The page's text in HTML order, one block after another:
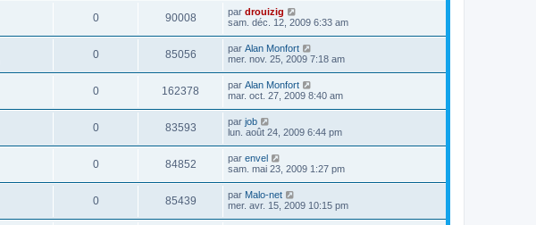
0 90008 par drouizig
sam. déc. 12, 2009 6:33 am
0 85056 par Alan Monfort
mer. nov. 25, 2009 7:18 am
0 162378 par Alan Monfort
mar. oct. 27, 2009 8:40 am
0 83593 par job
lun. août 24, 2009 6:44 pm
0 84852 par envel
sam. mai 23, 2009 1:27 pm
0 85439 par Malo-net
mer. avr. 15, 2009 10:15 pm